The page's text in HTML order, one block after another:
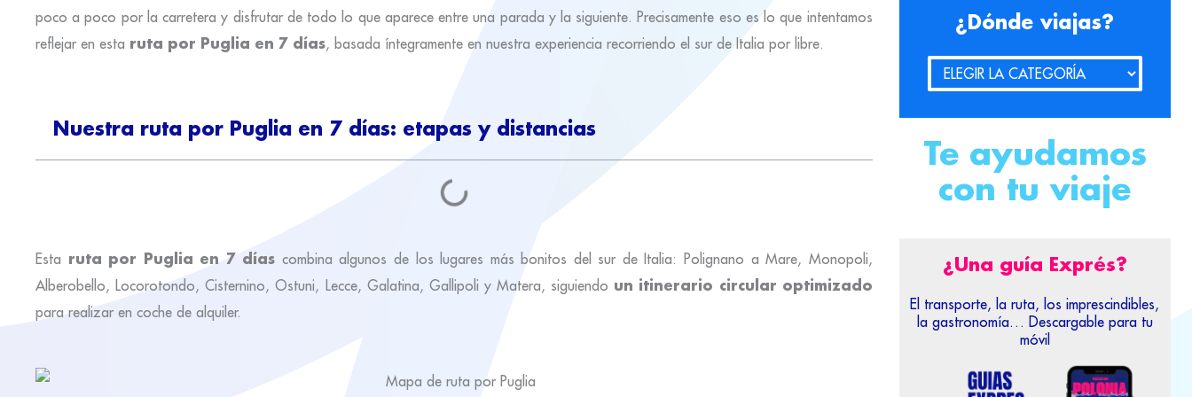
poco a poco por la carretera y disfrutar de todo lo que aparece entre una parada y la siguiente. Precisamente eso es lo que intentamos
reflejar en esta ruta por Puglia en 7 días, basada íntegramente en nuestra experiencia recorriendo el sur de Italia por libre.
Nuestra ruta por Puglia en 7 días: etapas y distancias
Esta ruta por Puglia en 7 días combina algunos de los lugares más bonitos del sur de Italia: Polignano a Mare, Monopoli,
Alberobello, Locorotondo, Cisternino, Ostuni, Lecce, Galatina, Gallipoli y Matera, siguiendo un itinerario circular optimizado
para realizar en coche de alquiler.
¿Dónde viajas?
Te ayudamos
con tu viaje
¿Una guía Exprés?
El transporte, la ruta, los imprescindibles,
la gastronomía… Descargable para tu
móvil